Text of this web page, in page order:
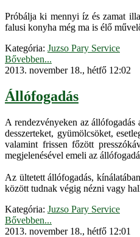
Próbálja ki mennyi íz és zamat
falusi konyha még ma is élő
Kategória: Juzso Pary Service
Bővebben...
2013. november 18., hétfő 12:02
Állófogadás
A rendezvényeken az
desszerteket, gyümölcsöket,
valamint frissen főzött
megjelenésével emeli az
Az ültetett állófogadás,
között tudnak végig nézni vagy
Kategória: Juzso Pary Service
Bővebben...
2013. november 18., hétfő 12:01